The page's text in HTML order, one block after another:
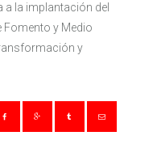
a la implantación del
Fomento y Medio
y